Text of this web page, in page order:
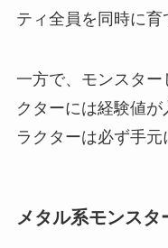
ティ全員を同時に育
一方で、モンスター
クターには経験値
ラクターは必ず手元
メタル系モンス